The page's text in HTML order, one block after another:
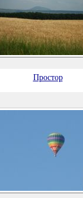
Простор